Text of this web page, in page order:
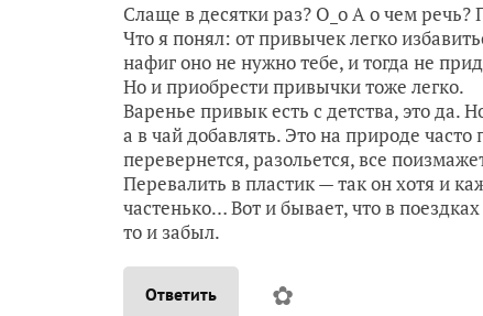
Слаще в десятки раз? O_o А о чем речь?
Что я понял: от привычек легко
нафиг оно не нужно тебе, и тогда не
Но и приобрести привычки тоже легко.
Варенье привык есть с детства, это
а в чай добавлять. Это на природе
перевернется, разольется, все
Перевалить в пластик — так он хотя и
частенько… Вот и бывает, что в
то и забыл.
Ответить ✿